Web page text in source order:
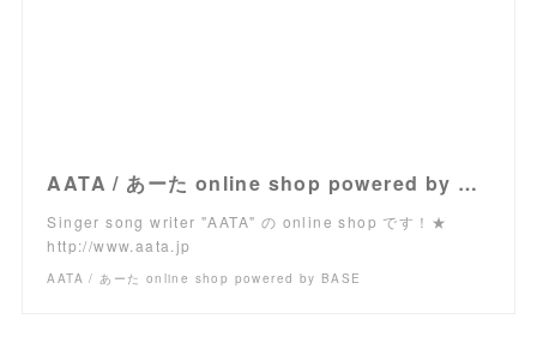
AATA / あーた online shop powered by BASE
Singer song writer "AATA" の online shop です！★
http://www.aata.jp
AATA / あーた online shop powered by BASE